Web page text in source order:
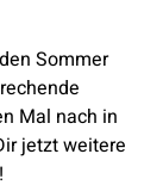
Sommer
Mal nach in
jetzt weitere